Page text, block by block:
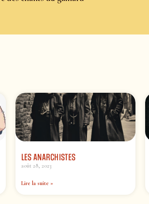
LES ANARCHISTES
août 28, 2023
Lire la suite »